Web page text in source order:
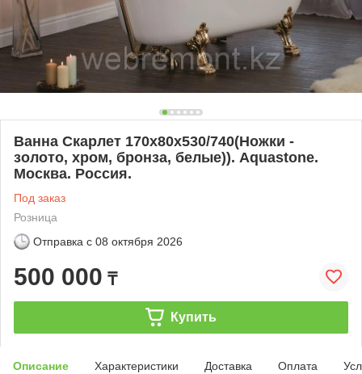
Ванна Скарлет 170х80х530/740(Ножки -
золото, хром, бронза, белые)). Aquastone.
Москва. Россия.
Под заказ
Розница
Отправка с 08 октября 2026
500 000 ₸
Купить
Описание Характеристики Доставка Оплата